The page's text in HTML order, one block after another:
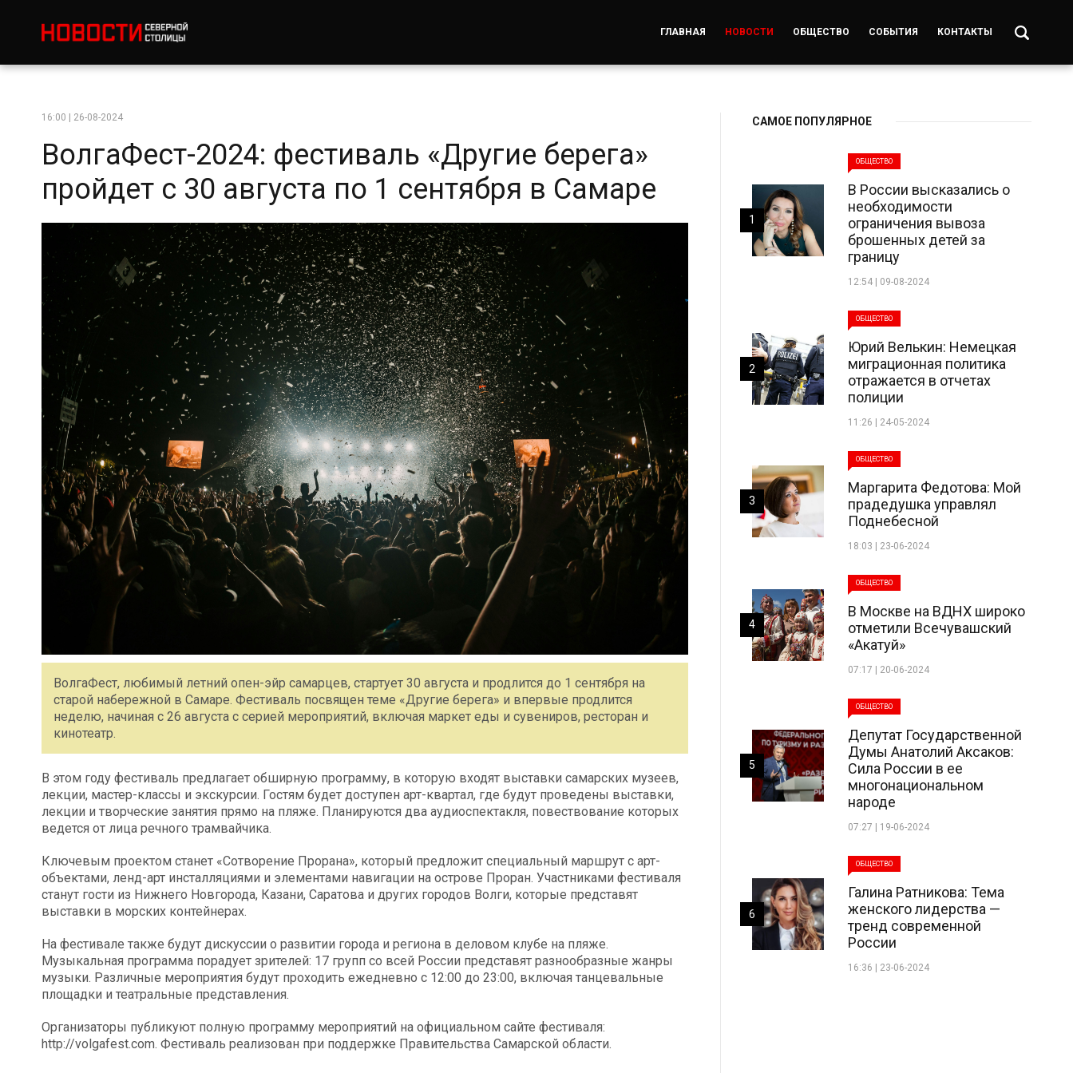
ГЛАВНАЯ НОВОСТИ ОБЩЕСТВО СОБЫТИЯ КОНТАКТЫ
16:00 | 26-08-2024
ВолгаФест-2024: фестиваль «Другие берега»
пройдет с 30 августа по 1 сентября в Самаре
ВолгаФест, любимый летний опен-эйр самарцев, стартует 30 августа и продлится до 1 сентября на
старой набережной в Самаре. Фестиваль посвящен теме «Другие берега» и впервые продлится
неделю, начиная с 26 августа с серией мероприятий, включая маркет еды и сувениров, ресторан и
кинотеатр.
В этом году фестиваль предлагает обширную программу, в которую входят выставки самарских музеев,
лекции, мастер-классы и экскурсии. Гостям будет доступен арт-квартал, где будут проведены выставки,
лекции и творческие занятия прямо на пляже. Планируются два аудиоспектакля, повествование которых
ведется от лица речного трамвайчика.
Ключевым проектом станет «Сотворение Прорана», который предложит специальный маршрут с арт-
объектами, ленд-арт инсталляциями и элементами навигации на острове Проран. Участниками фестиваля
станут гости из Нижнего Новгорода, Казани, Саратова и других городов Волги, которые представят
выставки в морских контейнерах.
На фестивале также будут дискуссии о развитии города и региона в деловом клубе на пляже.
Музыкальная программа порадует зрителей: 17 групп со всей России представят разнообразные жанры
музыки. Различные мероприятия будут проходить ежедневно с 12:00 до 23:00, включая танцевальные
площадки и театральные представления.
Организаторы публикуют полную программу мероприятий на официальном сайте фестиваля:
http://volgafest.com. Фестиваль реализован при поддержке Правительства Самарской области.
САМОЕ ПОПУЛЯРНОЕ
ОБЩЕСТВО
В России высказались о
необходимости
ограничения вывоза
брошенных детей за
границу
12:54 | 09-08-2024
1
ОБЩЕСТВО
Юрий Велькин: Немецкая
миграционная политика
отражается в отчетах
полиции
11:26 | 24-05-2024
2
ОБЩЕСТВО
Маргарита Федотова: Мой
прадедушка управлял
Поднебесной
18:03 | 23-06-2024
3
ОБЩЕСТВО
В Москве на ВДНХ широко
отметили Всечувашский
«Акатуй»
07:17 | 20-06-2024
4
ОБЩЕСТВО
Депутат Государственной
Думы Анатолий Аксаков:
Сила России в ее
многонациональном
народе
07:27 | 19-06-2024
5
ОБЩЕСТВО
Галина Ратникова: Тема
женского лидерства —
тренд современной
России
16:36 | 23-06-2024
6